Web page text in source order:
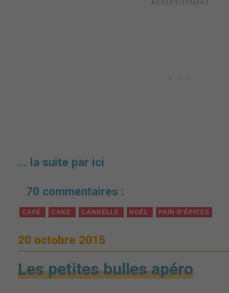
... la suite par ici
70 commentaires :
CAFÉ CAKE CANNELLE NOËL PAIN D'ÉPICES
20 octobre 2015
Les petites bulles apéro